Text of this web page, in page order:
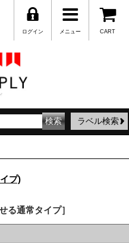
CART
メニュー
ログイン
ラベル検索
プ)
る通常タイプ］